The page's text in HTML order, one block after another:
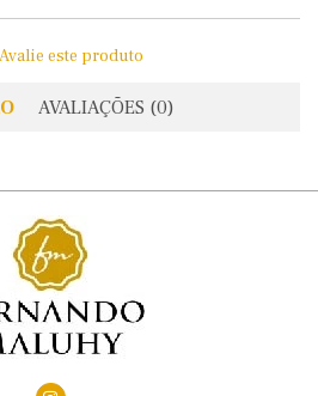
Avalie este produto
AVALIAÇÕES (0)